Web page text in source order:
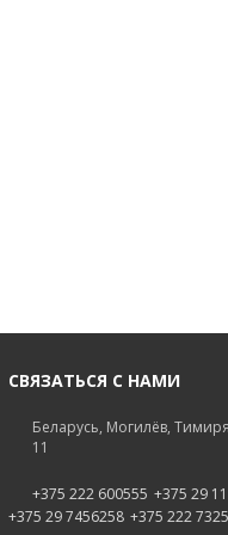
СВЯЗАТЬСЯ С НАМИ
Беларусь, Могилёв,
11
+375 222 600555 +375 29
+375 29 7456258 +375 222